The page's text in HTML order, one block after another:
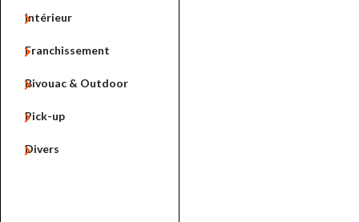
Intérieur

Franchissement

Bivouac & Outdoor

Pick-up

Divers
